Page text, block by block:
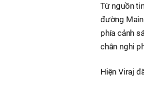
Từ nguồn
đường
phía cảnh
chân nghi
Hiện Viraj